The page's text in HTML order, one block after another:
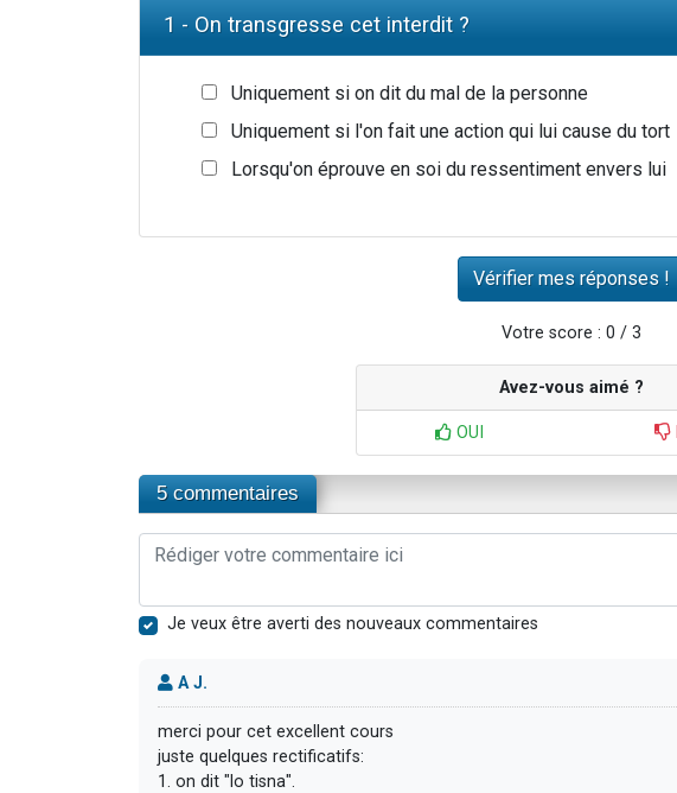
1 - On transgresse cet interdit ?
Uniquement si on dit du mal de la personne
Uniquement si l'on fait une action qui lui cause du tort
Lorsqu'on éprouve en soi du ressentiment envers lui
Votre score : 0 / 3
Avez-vous aimé ?
OUI
5 commentaires
Je veux être averti des nouveaux commentaires
A J.
merci pour cet excellent cours
juste quelques rectificatifs:
1. on dit "lo tisna".